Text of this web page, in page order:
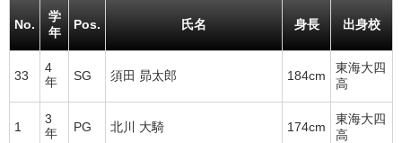
No.
学
年
Pos. 氏名 身長 出身校
33
4
年
SG 須田 昴太郎 184cm
東海大四
高
1
3
年
PG 北川 大騎 174cm
東海大四
高